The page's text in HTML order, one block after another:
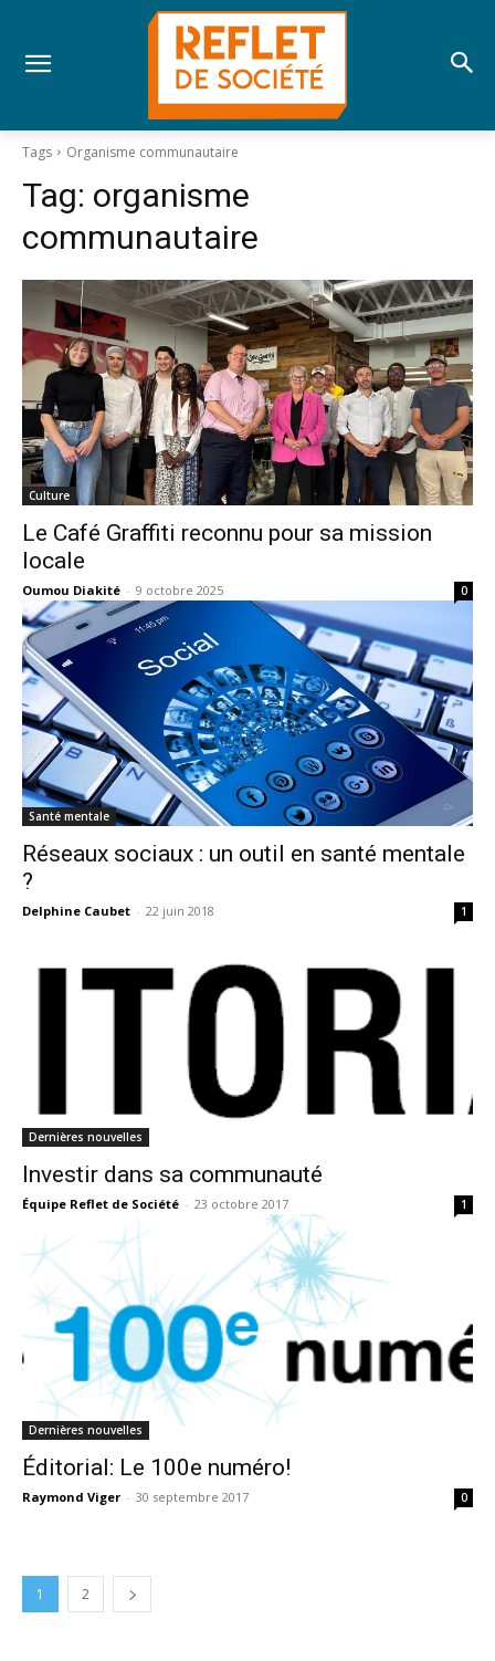
Tags Organisme communautaire
Tag: organisme
communautaire
Culture
Le Café Graffiti reconnu pour sa mission
locale
Oumou Diakité - 9 octobre 2025 0
Santé mentale
Réseaux sociaux : un outil en santé mentale
?
Delphine Caubet - 22 juin 2018 1
Dernières nouvelles
Investir dans sa communauté
Équipe Reflet de Société - 23 octobre 2017 1
Dernières nouvelles
Éditorial: Le 100e numéro!
Raymond Viger - 30 septembre 2017 0
1 2